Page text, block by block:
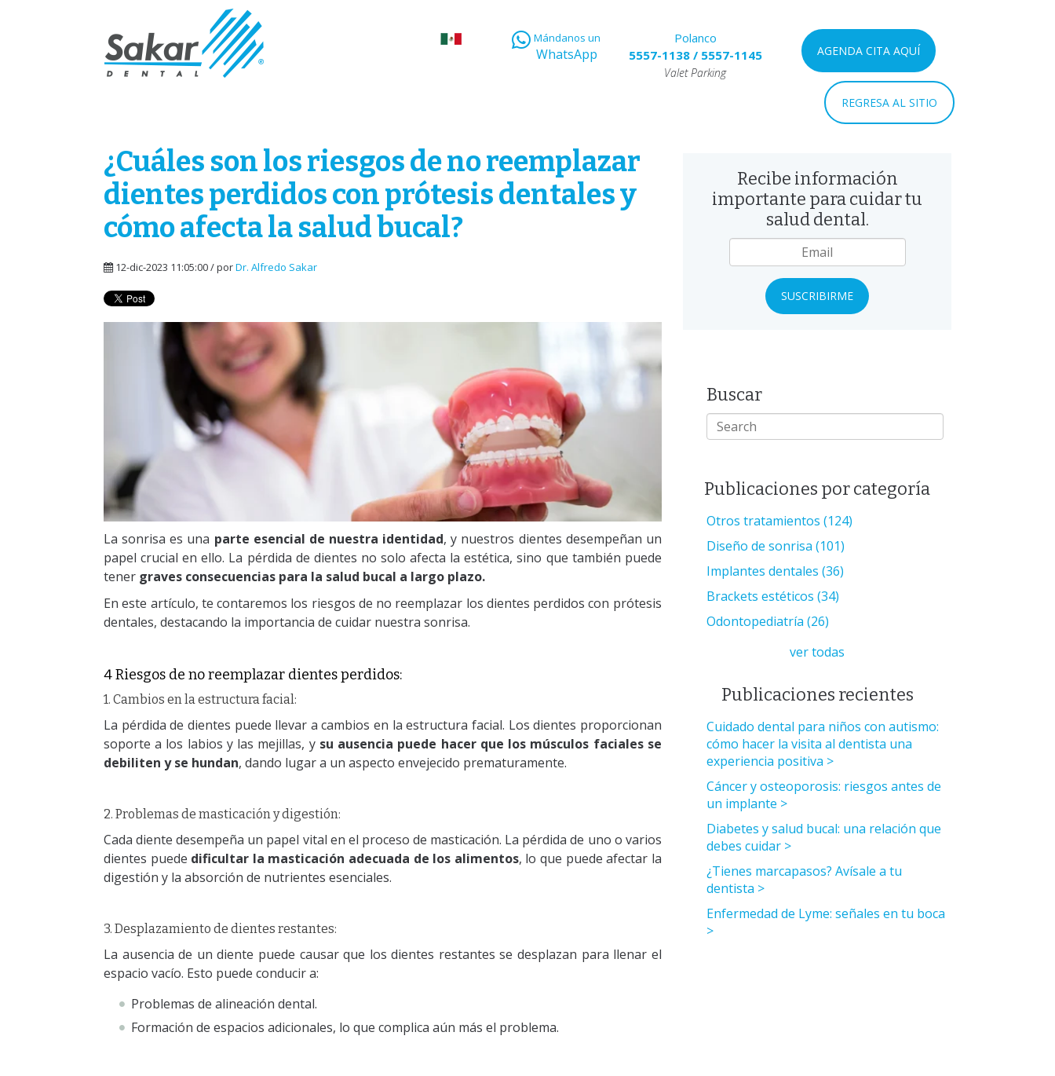
Mándanos un
WhatsApp
Polanco
5557-1138/ 5557-1145
Valet Parking
AGENDA CITA AQUÍ
REGRESA AL SITIO
¿Cuáles son los riesgos de no reemplazar
dientes perdidos con prótesis dentales y
cómo afecta la salud bucal?
12-dic-2023 11:05:00 / porDr. Alfredo Sakar
La sonrisa es una parte esencial de nuestra identidad, y nuestros dientes desempeñan un
papel crucial en ello. La pérdida de dientes no solo afecta la estética, sino que también puede
tener graves consecuencias para la salud bucal a largo plazo.
En este artículo, te contaremos los riesgos de no reemplazar los dientes perdidos con prótesis
dentales, destacando la importancia de cuidar nuestra sonrisa.
4 Riesgos de no reemplazar dientes perdidos:
1. Cambios en la estructura facial:
La pérdida de dientes puede llevar a cambios en la estructura facial. Los dientes proporcionan
soporte a los labios y las mejillas, y su ausencia puede hacer que los músculos faciales se
debiliten y se hundan, dando lugar a un aspecto envejecido prematuramente.
2. Problemas de masticación y digestión:
Cada diente desempeña un papel vital en el proceso de masticación. La pérdida de uno o varios
dientes puede dificultar la masticación adecuada de los alimentos, lo que puede afectar la
digestión y la absorción de nutrientes esenciales.
3. Desplazamiento de dientes restantes:
La ausencia de un diente puede causar que los dientes restantes se desplazan para llenar el
espacio vacío. Esto puede conducir a:
Problemas de alineación dental.
Formación de espacios adicionales, lo que complica aún más el problema.
Recibe información
importante para cuidar tu
salud dental.
Buscar
Publicaciones por categoría
Otros tratamientos(124)
Diseño de sonrisa(101)
Implantes dentales(36)
Brackets estéticos(34)
Odontopediatría(26)
ver todas
Publicaciones recientes
Cuidado dental para niños con autismo:
cómo hacer la visita al dentista una
experiencia positiva
Cáncer y osteoporosis: riesgos antes de
un implante
Diabetes y salud bucal: una relación que
debes cuidar
¿Tienes marcapasos? Avísale a tu
dentista
Enfermedad de Lyme: señales en tu boca